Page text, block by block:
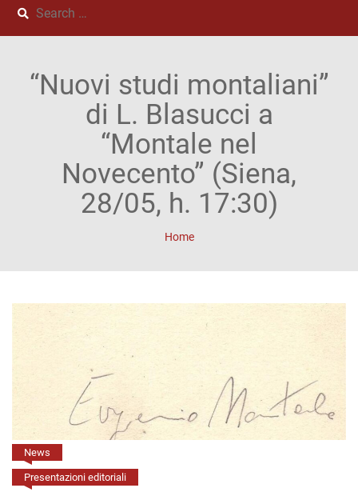
Annali
di
Scienze
IL
“Nuovi studi montaliani”
di L. Blasucci a
“Montale nel
Novecento” (Siena,
28/05, h. 17:30)
Home
News
Presentazioni editoriali